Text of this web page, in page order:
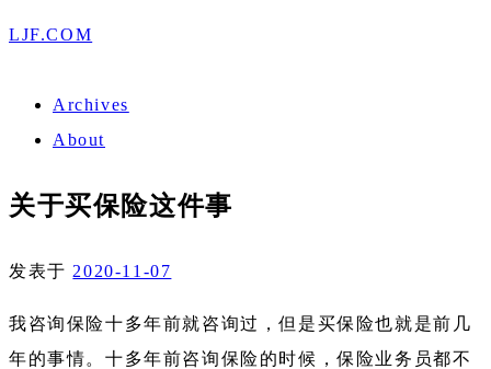
LJF.COM
Archives
About
关于买保险这件事
发表于 2020-11-07
我咨询保险十多年前就咨询过，但是买保险也就是前几
年的事情。十多年前咨询保险的时候，保险业务员都不